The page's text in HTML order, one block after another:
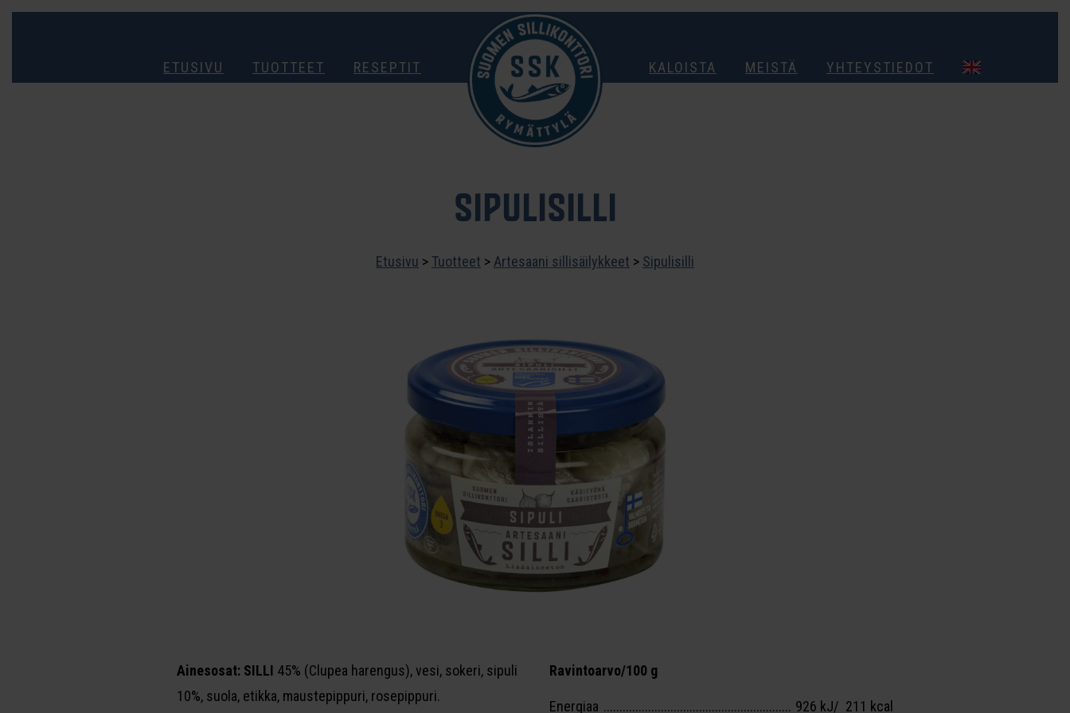
ETUSIVU TUOTTEET RESEPTIT KALOISTA MEISTÄ YHTEYSTIEDOT
SIPULISILLI
Etusivu > Tuotteet > Artesaani sillisäilykkeet > Sipulisilli
Ainesosat: SILLI 45% (Clupea harengus), vesi, sokeri, sipuli
10%, suola, etikka, maustepippuri, rosepippuri.
​Ravintoarvo/100 g
Energiaa
926 kJ/ 211 kcal